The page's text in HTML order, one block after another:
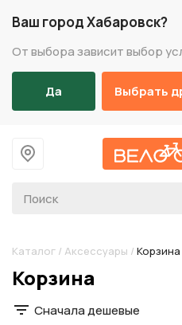
Ваш город Хабаровск?
От выбора зависит выбор
Да Выбрать
Каталог / Аксессуары / Корзина
Разделы каталога
Корзина
Сначала дешевые